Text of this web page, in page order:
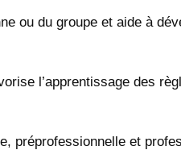
ou du groupe et aide à
l’apprentissage des
préprofessionnelle et